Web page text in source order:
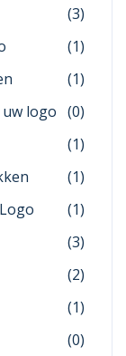
(3)
(1)
(1)
logo (0)
(1)
(1)
(1)
(3)
(2)
(1)
(0)